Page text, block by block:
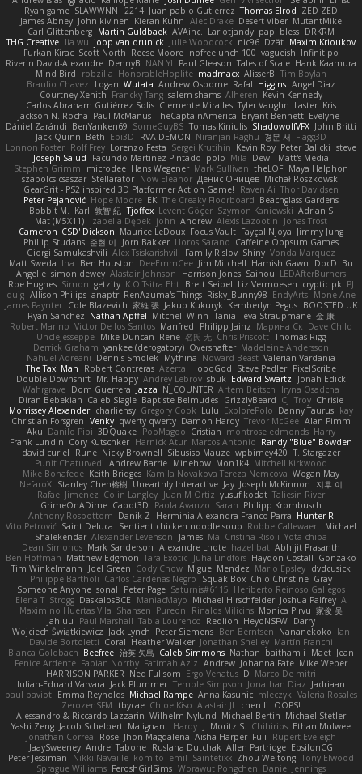
Ryan game SLAWWNN_ 2214 Juan pablo Gutierrez Thomas Elrod ZED ZED
James Abney John kivinen Kieran Kuhn Alec Drake Desert Viber MutantMike
Carl Glittenberg Martin Guldbaek AVAinc. Lariotjandy papi bless DRKRM
THG Creative lia wu joop van drunick Julie Woodcock nic96 Dzät Maxim Krioukov
Furkan Kirac Scott North Reese Moore nofreelunch 100 vagueish Infinitipo
Riverin David-Alexandre DennyB NAN YI Paul Gleason Tales of Scale Hank Kaamura
Mind Bird
robzilla HonorableHoplite madmacx AlisserB Tim Boylan
Braulio Chavez
Logan Wutata Andrew Osborne Rafal Higgins Angel Diaz
Courtney Xenith Francky Tang salem shams Alheren Kevin Kennedy
Carlos Abraham Gutiérrez Solis Clemente Miralles Tyler Vaughn Laster Kris
Jackson N. Rocha Paul McManus TheCaptainAmerica Bryant Bennett Evelyne I
Dániel Zarándi BenYanken69 SomeGuyBS Tomas Kiniulis ShadowolfVFX John Britti
Jack Quinn Beth Ebi3D RVA DEMON Niranjan Raghu 경문 서 Flagg3D
Lonnon Foster Rolf Frey Lorenzo Festa Sergei Krutihin Kevin Roy Peter Balicki steve
Joseph Salud
Facundo Martinez Pintado polo Mila Dewi
Matt's Media
Stephen Grimm
microdee Hans Wegener Mark Sullivan theLOF Maya Halphon
szabolcs csaszar Stellarator Now Eleanor Денис Оницев Michał Roszkowski
GearGrit - PS2 inspired 3D Platformer Action Game!
Raven Ai Thor Davidsen
Peter Pejanović Hope Moore EK The Creaky Floorboard Beachglass Gardens
Bobbit M. Karl 敦智 紀 Tjoffex Levent Göçer Szymon Kaniewski Adrian S
Mat (M5X11) Izabella Dębek john Andrew Alexis Lazootin
Jonas Trost
Cameron 'CSD' Dickson Maurice LeDoux Focus Vault Fayçal Njoya Jimmy Jung
Phillip Studans 준현 이 Jorn Bakker Lloros Sarano Caffeine Oppsum Games
Giorgi Samukashvili Alex Tsiskarishvili Family Rislov Shiny Vonda Marquez
Matt Sweda Ina Ben Houston DeeEmmCee Jim Mitchell Hamish Gawn DocD Bu
Angelie simon dewey Alastair Johnson Harrison Jones Saihou LEDAfterBurners
Roe Hughes Simon getzity K.O Tsitra Eht Brett Seipel Liz Vermoesen cryptic pk PJ
quig Allison Philips anaptr RenAzuma's Things Risky_Bunny98 EndyArts Mone Ane
James Paynter Cole Blazevich 家維 張 Jakub Kukuryk Kemberlyn Pegus BOOSTED UK
Ryan Sanchez Nathan Apffel Mitchell Winn Tania Ieva Straupmane 金 康
Robert Marino Victor De los Santos Manfred Philipp Jainz Марина Ск Dave Child
UncleJesseppe Mike Duncan Rene 名氏 无 Chris Priscott Thomas Rigg
Derrick Graham yankee (derogatory) Overshafter Madeleine Andersson
Nahuel Adreani Dennis Smolek Mythina Noward Beast Valerian Vardania
The Taxi Man
Robert Contreras Azerta HoboGod Steve Pedler PixelScribe
Double Downshift Mr. Happy Andrey Lebrov sbuk Edward Swartz
Jonah Edick
Wahrgrave Dom Guerrera Jazza N_COUNTER Artem Beitsch
Iryna Osadcha
Diran Bebekian Caleb Slagle Baptiste Belmudes GrizzlyBeard CJ Troy Chrisie
Morrissey Alexander charliehsy Gregory Cook Lulu ExplorePolo Danny Taurus kay
Christian Forsgren Venky qwerty qwerty Damon Hardy Trevor McGee Alan Pimm
Aku Danilo Pipi 3DQuake PooMagoo Cristian montrose edmonds Harry
Frank Lundin Cory Kutschker Harnick Atur Marcos Antonio Randy "Blue" Bowden
david curiel
Rune Nicky Brownell Sibusiso Mauze wpbirney420 T. Stargazer
Punit Chaturvedi Andrew Barrie Minehow Mon1k4 Mitchell Kirkwood
Mike Bonafede Keith Bridges Kamila Novakova Tereza Nemcova Wogan May
NefaroX Stanley Chen榕樹 Unearthly Interactive Jay Joseph McKinnon
지후 이
Rafael Jimenez Colin Langley Juan M Ortiz yusuf kodat Taliesin River
GrimeOnADime Cabot3D Paola Avanzo Sarah Philipp Krombusch
Anthony Rosbottom Danik Z Herminia Alexandra Franco Parra Hunter R
Vito Petrović Saint Deluca Sentient chicken noodle soup Robbe Callewaert Michael
Shalekendar Alexander Levenson James Ma. Cristina Risoli Yota chiba
Dean Simonds Mark Sanderson Alexandre Lhote hazel bat Abhijit Prasanth
Ben Hoffman Matthew Edgmon Tara Exotic Juha Lindfors Haydon Costall Gonzako
Tim Winkelmann
Joel Green Cody Chow Miguel Mendez Mario Epsley dvdcusick
Philippe Bartholi Carlos Cardenas Negro Squak Box Chlo Christine Gray
Someone Anyone sonal Peter Page Saturnis#6115 Heriberto Reinoso Gallegos
Elena T Strogg DaskalosBCE ManiacMayo Michael Hirschfelder Joshua Palfrey A
Maximino Huertas Vila Shansen Pureon Rinalds Miļicins Monica Pirvu 家俊 吴
Jahluu
Paul Marshall Tabia Lourenco Redlion HeyoNSFW Darry
Wojciech Świątkiewicz Jack Lynch Peter Siemens Ben Berntsen Nananekoko Ian
Davide Bortoletti Coral Heather Walker Jonathan Shelley Martín Franchi
Bianca Goldbach Beefree 治英 矢島 Caleb Simmons Nathan baitham i Maet Jean
Fenice Ardente Fabian Norrby Fatimah Aziz Andrew Johanna Fate Mike Weber
HARRISON PARKER Ned Fullsom Ergo Venatus D Marco De mitri
Iulian-Eduard Varvara Jack Plummer Temple Simpson Jonathan Diaz Jadriaan
paul paviot Emma Reynolds Michael Rampe Anna Kasunic mleczyk Valeria Rosales
ZerozenSFM tbycae Chloe Kiso Alastair JL chen li
OOPS!
Alessandro & Riccardo Lazzarin Wilhelm Nylund Michael Bertin Michael Stetler
Yashi Zeng Jacob Schelbert Malignant Hardy J Moritz S. Chihirios Ethan Mulwee
Jonathan Correa
Rose Jhon Magdalena Aisha Harper Fuji
Rupert Eveleigh
JaaySweeney Andrei Tabone Ruslana Dutchak Allen Partridge EpsilonCG
Peter Jessiman
Nikki Navaille komito emil Saintetixx Zhou Weitong Tony Elwood
Sprague Williams FeroshGirlSims Worawut Pongchen Daniel Jennings